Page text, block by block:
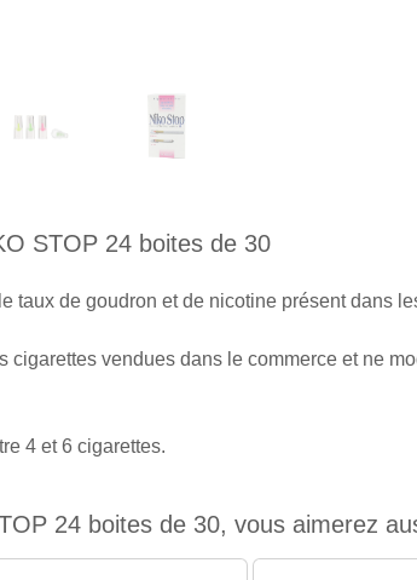
STOP 24 boites de 30
taux de goudron et de nicotine présent dans
cigarettes vendues dans le commerce et ne
4 et 6 cigarettes.
24 boites de 30, vous aimerez